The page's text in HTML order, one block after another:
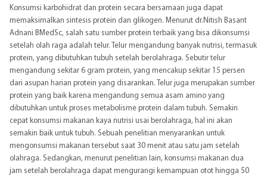
Konsumsi karbohidrat dan protein secara bersamaan juga dapat
memaksimalkan sintesis protein dan glikogen. Menurut dr.Nitish Basant
Adnani BMedSc, salah satu sumber protein terbaik yang bisa dikonsumsi
setelah olah raga adalah telur. Telur mengandung banyak nutrisi, termasuk
protein, yang dibutuhkan tubuh setelah berolahraga. Sebutir telur
mengandung sekitar 6 gram protein, yang mencakup sekitar 15 persen
dari asupan harian protein yang disarankan. Telur juga merupakan sumber
protein yang baik karena mengandung semua asam amino yang
dibutuhkan untuk proses metabolisme protein dalam tubuh. Semakin
cepat konsumsi makanan kaya nutrisi usai berolahraga, hal ini akan
semakin baik untuk tubuh. Sebuah penelitian menyarankan untuk
mengonsumsi makanan tersebut saat 30 menit atau satu jam setelah
olahraga. Sedangkan, menurut penelitian lain, konsumsi makanan dua
jam setelah berolahraga dapat mengurangi kemampuan otot hingga 50